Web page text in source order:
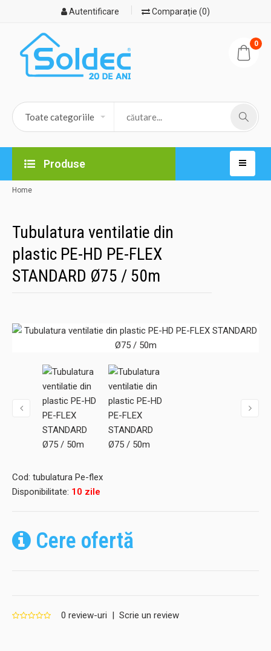
Autentificare Comparație (0)
0
Produse
Home
Tubulatura ventilatie din
plastic PE-HD PE-FLEX
STANDARD Ø75 / 50m
Cod: tubulatura Pe-flex
Disponibilitate: 10 zile
Cere ofertă
0 review-uri | Scrie un review